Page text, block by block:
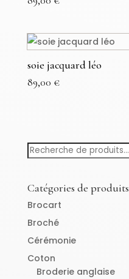
soie jacquard léo
89,00 €
Recherche
pour :
Catégories de produits
Brocart
Broché
Cérémonie
Coton
Broderie anglaise